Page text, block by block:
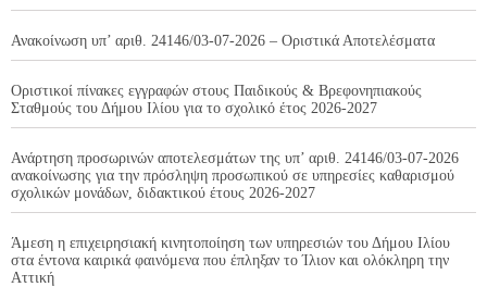
Ανακοίνωση υπ’ αριθ. 24146/03-07-2026 – Οριστικά Αποτελέσματα
Οριστικοί πίνακες εγγραφών στους Παιδικούς & Βρεφονηπιακούς
Σταθμούς του Δήμου Ιλίου για το σχολικό έτος 2026-2027
Ανάρτηση προσωρινών αποτελεσμάτων της υπ’ αριθ. 24146/03-07-2026
ανακοίνωσης για την πρόσληψη προσωπικού σε υπηρεσίες καθαρισμού
σχολικών μονάδων, διδακτικού έτους 2026-2027
Άμεση η επιχειρησιακή κινητοποίηση των υπηρεσιών του Δήμου Ιλίου
στα έντονα καιρικά φαινόμενα που έπληξαν το Ίλιον και ολόκληρη την
Αττική